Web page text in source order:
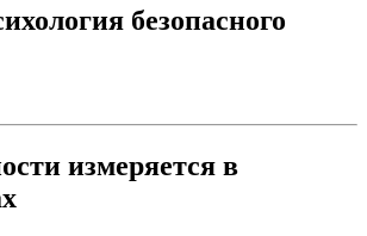
безопасного
измеряется в